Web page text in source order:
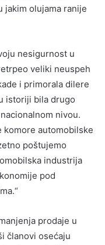
jakim olujama ranije
nesigurnost u
veliki neuspeh
i primorala dilere
istoriji bila drugo
nivou.
komore automobilske
poštujemo
industrija
pod
prodaje u
članovi osećaju